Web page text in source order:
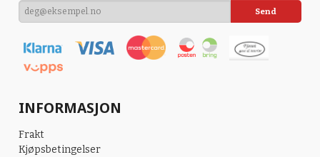
INFORMASJON
Frakt
Kjøpsbetingelser